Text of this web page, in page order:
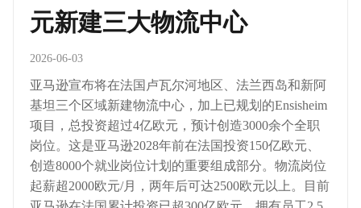
元新建三大物流中心
2026-06-03
亚马逊宣布将在法国卢瓦尔河地区、法兰西岛和新阿
基坦三个区域新建物流中心，加上已规划的Ensisheim
项目，总投资超过4亿欧元，预计创造3000余个全职
岗位。这是亚马逊2028年前在法国投资150亿欧元、
创造8000个就业岗位计划的重要组成部分。物流岗位
起薪超2000欧元/月，两年后可达2500欧元以上。目前